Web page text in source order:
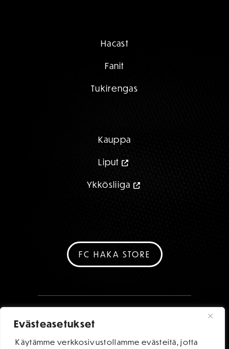
Evästeasetukset
Käytämme verkkosivustollamme evästeitä, jotta
Hacast
Fanit
Tukirengas
Kauppa
Liput
Ykkösliiga
FC HAKA STORE